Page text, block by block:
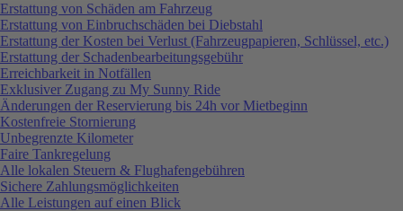
Erstattung von Schäden am Fahrzeug
Erstattung von Einbruchschäden bei Diebstahl
Erstattung der Kosten bei Verlust (Fahrzeugpapieren, Schlüssel, etc.)
Erstattung der Schadenbearbeitungsgebühr
Erreichbarkeit in Notfällen
Exklusiver Zugang zu My Sunny Ride
Änderungen der Reservierung bis 24h vor Mietbeginn
Kostenfreie Stornierung
Unbegrenzte Kilometer
Faire Tankregelung
Alle lokalen Steuern & Flughafengebühren
Sichere Zahlungsmöglichkeiten
Alle Leistungen auf einen Blick